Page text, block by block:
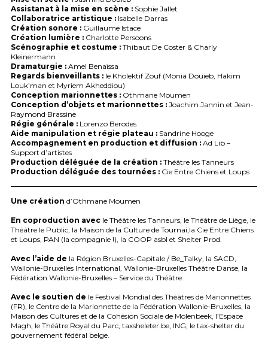
Assistanat à la mise en scène :Sophie Jallet
Collaboratrice artistique :Isabelle Darras
Création sonore :Guillaume Istace
Création lumière :Charlotte Persoons
Scénographie et costume :Thibaut De Coster & Charly
Kleinermann
Dramaturgie :Amel Benaïssa
Regards bienveillants :le Kholektif Zouf (Monia Douieb, Hakim
Louk’man et Myriem Akheddiou)
Conception marionnettes :Othmane Moumen
Conception d’objets et marionnettes :Joachim Jannin et Jean-
Raymond Brassine
Régie générale :Lorenzo Berodes
Aide manipulation et régie plateau :Sandrine Hooge
Accompagnement en production et diffusion :Ad Lib –
Support d’artistes
Production déléguée de la création :Théâtre les Tanneurs
Production déléguée des tournées :Cie Entre Chiens et Loups
Une création d’Othmane Moumen
En coproduction avecle Théâtre les Tanneurs, le Théâtre de Liège, le
Théâtre le Public, la Maison de la Culture de Tournai,la Cie Entre Chiens
et Loups, PAN (la compagnie !), la COOP asbl et Shelter Prod.
Avec l’aide de la Région Bruxelles-Capitale / Be_Talky, la SACD,
Wallonie-Bruxelles International, Wallonie-Bruxelles Théâtre Danse, la
Fédération Wallonie-Bruxelles – Service du Théâtre.
Avec le soutien de le Festival Mondial des Théâtres de Marionnettes
(FR), le Centre de la Marionnette de la Fédération Wallonie-Bruxelles, la
Maison des Cultures et de la Cohésion Sociale de Molenbeek, l’Espace
Magh, le Théâtre Royal du Parc, taxsheleter.be, ING, le tax-shelter du
gouvernement fédéral belge.